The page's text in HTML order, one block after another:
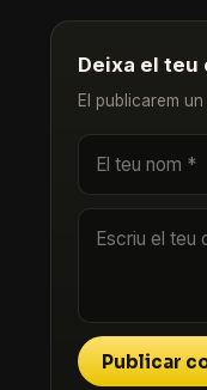
Deixa el teu
El publicarem
Publicar